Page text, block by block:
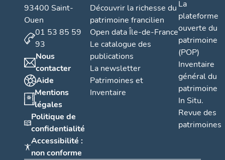
93400 Saint-
Ouen
01 53 85 59
93
Nous
contacter
Aide
Mentions
légales
Politique de
confidentialité
Accessibilité :
non conforme
Découvrir la richesse du
patrimoine francilien
Open data Île-de-France
Le catalogue des
publications
La newsletter
Patrimoines et
Inventaire
La
plateforme
ouverte du
patrimoine
(POP)
Inventaire
général du
patrimoine
In Situ.
Revue des
patrimoines